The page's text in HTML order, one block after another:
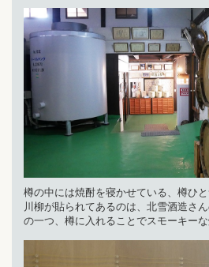
樽の中には焼酎を寝かせている、樽ひ
川柳が貼られてあるのは、北雪酒造さ
の一つ、樽に入れることでスモーキーな